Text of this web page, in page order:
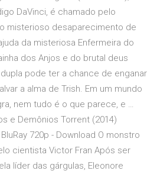
DaVinci, é chamado pelo
misterioso desaparecimento de
da misteriosa Enfermeira do
dos Anjos e do brutal deus
pode ter a chance de enganar
a alma de Trish. Em um mundo
nem tudo é o que parece, e …
e Demônios Torrent (2014)
720p - Download O monstro
cientista Victor Fran Após ser
líder das gárgulas, Eleonore